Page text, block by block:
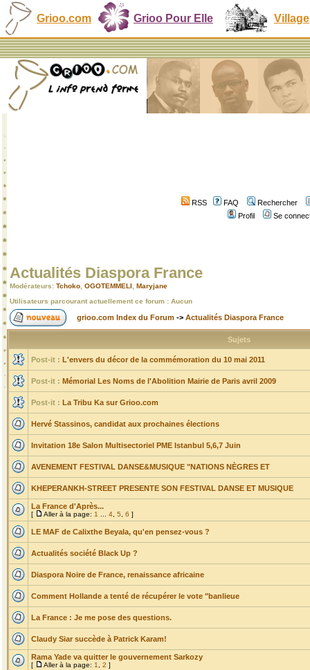
Grioo.com Grioo Pour Elle Village
RSS FAQ
Rechercher
Profil
Se
Actualités Diaspora France
Modérateurs: Tchoko OGOTEMMELI Maryjane
Utilisateurs parcourant actuellement ce forum : Aucun
grioo.com Index du Forum -> Actualités Diaspora France
Sujets
Post-it : L'envers du décor de la commémoration du 10 mai 2011
Post-it : Mémorial Les Noms de l'Abolition Mairie de Paris avril 2009
Post-it : La Tribu Ka sur Grioo.com
Hervé Stassinos, candidat aux prochaines élections
Invitation 18e Salon Multisectoriel PME Istanbul 5,6,7 Juin
AVENEMENT FESTIVAL DANSE&MUSIQUE "NATIONS NÈGRES ET
KHEPERANKH-STREET PRESENTE SON FESTIVAL DANSE ET MUSIQUE
La France d'Après...
[ Aller à la page: 1 4 5 6 ]
LE MAF de Calixthe Beyala, qu'en pensez-vous ?
Actualités société Black Up ?
Diaspora Noire de France, renaissance africaine
Comment Hollande a tenté de récupérer le vote "banlieue
La France : Je me pose des questions.
Claudy Siar succède à Patrick Karam!
Rama Yade va quitter le gouvernement Sarkozy
[ Aller à la page: 1 2 ]